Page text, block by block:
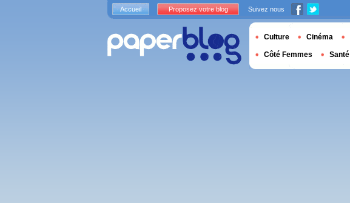
Accueil Proposez votre blog Suivez nous
Culture Cinéma
Côté Femmes Santé